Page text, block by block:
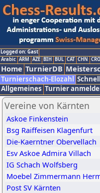
Logged on: Gast
Arabic ARM AZE BIH BUL CAT CHN CRO
Home TurnierDB
Turnierschach-Elozahl
Allgemeines Turnier
Vereine von Kärnten
Askoe Finkenstein
Bsg Raiffeisen Klagenfurt
Die-Kaerntner Obervellach
Esv Askoe Admira Villach
IG Schach Wolfsberg
Moebel Zimmermann
Post SV Kärnten